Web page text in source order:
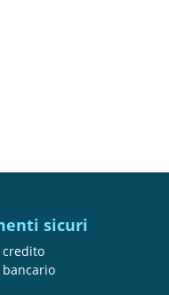
sicuri
credito
bancario